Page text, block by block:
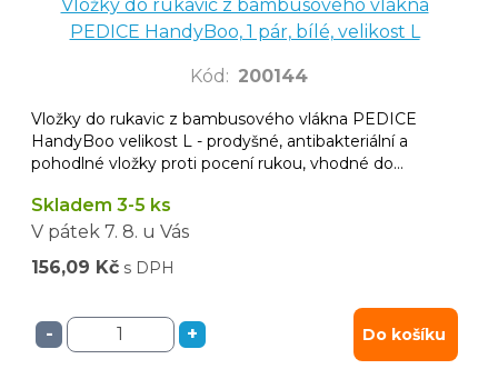
Vložky do rukavic z bambusového vlákna
PEDICE HandyBoo, 1 pár, bílé, velikost L
Kód : 200144
Vložky do rukavic z bambusového vlákna PEDICE
HandyBoo velikost L - prodyšné, antibakteriální a
pohodlné vložky proti pocení rukou, vhodné do
Skladem 3-5 ks
V pátek 7. 8. u Vás
156,09 Kč s DPH
- + Do košíku